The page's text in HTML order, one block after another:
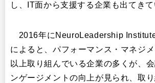
し、IT面から支援する企業も出てきて
2016年にNeuroLeadership
によると、パフォーマンス・マネジ
以上取り組んでいる企業の多くが、
ンゲージメントの向上が見られ、取